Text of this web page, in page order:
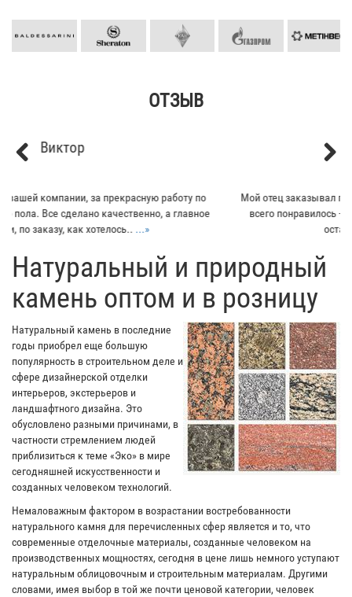
ОТЗЫВ
Мой отец заказывал плитку из гранита для своего дома. Больше
всего понравилось - индивидуальный подход к клиенту. Отец
остался очень доволен...
​Натуральный и природный
камень оптом и в розницу
Натуральный камень в последние
годы приобрел еще большую
популярность в строительном деле и
сфере дизайнерской отделки
интерьеров, экстерьеров и
ландшафтного дизайна. Это
обусловлено разными причинами, в
частности стремлением людей
приблизиться к теме «Эко» в мире
сегодняшней искусственности и
созданных человеком технологий.
Немаловажным фактором в возрастании востребованности
натурального камня для перечисленных сфер является и то, что
современные отделочные материалы, созданные человеком на
производственных мощностях, сегодня в цене лишь немного уступают
натуральным облицовочным и строительным материалам. Другими
словами, имея выбор в той же почти ценовой категории, человек